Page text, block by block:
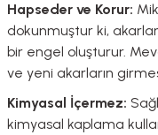
Hapseder ve Korur:
dokunmuştur ki,
bir engel oluşturur.
ve yeni akarların
Kimyasal İçermez:
kimyasal kaplama